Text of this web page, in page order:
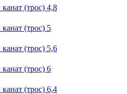
(трос) 4,8
(трос) 5
(трос) 5,6
(трос) 6
(трос) 6,4